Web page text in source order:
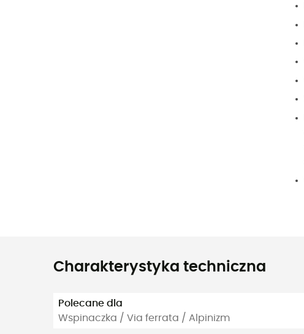
Charakterystyka techniczna
Polecane dla
Wspinaczka / Via ferrata / Alpinizm